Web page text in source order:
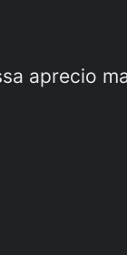
aprecio